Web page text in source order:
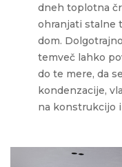
dneh toplotna
ohranjati stalne
dom.
temveč lahko
do te mere, da
kondenzacije,
na konstrukcijo